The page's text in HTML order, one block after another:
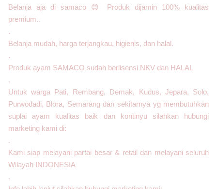
Belanja aja di samaco 😊 Produk dijamin 100% kualitas
premium..
.
Belanja mudah, harga terjangkau, higienis, dan halal.
.
Produk ayam SAMACO sudah berlisensi NKV dan HALAL
.
Untuk warga Pati, Rembang, Demak, Kudus, Jepara, Solo,
Purwodadi, Blora, Semarang dan sekitarnya yg membutuhkan
suplai ayam kualitas baik dan kontinyu silahkan hubungi
marketing kami di:
.
Kami siap melayani partai besar & retail dan melayani seluruh
Wilayah INDONESIA
.